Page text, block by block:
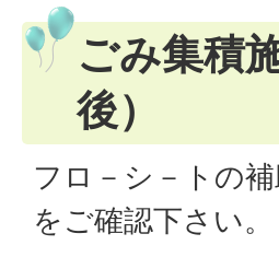
ごみ集積
後）
フロ－シ－トの
をご確認下さい。